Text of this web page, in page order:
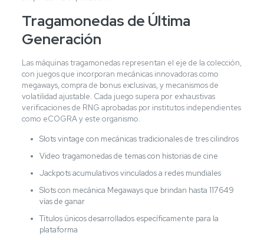
Tragamonedas de Última
Generación
Las máquinas tragamonedas representan el eje de la colección,
con juegos que incorporan mecánicas innovadoras como
megaways, compra de bonus exclusivas, y mecanismos de
volatilidad ajustable. Cada juego supera por exhaustivas
verificaciones de RNG aprobadas por institutos independientes
como eCOGRA y este organismo.
Slots vintage con mecánicas tradicionales de tres cilindros
Video tragamonedas de temas con historias de cine
Jackpots acumulativos vinculados a redes mundiales
Slots con mecánica Megaways que brindan hasta 117649
vías de ganar
Títulos únicos desarrollados específicamente para la
plataforma